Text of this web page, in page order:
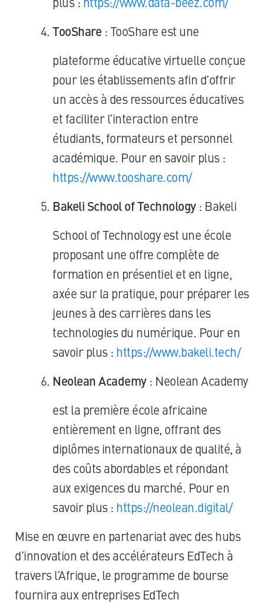
TooShare : TooShare est une
plateforme éducative virtuelle conçue
pour les établissements afin d’offrir
un accès à des ressources éducatives
et faciliter l’interaction entre
étudiants, formateurs et personnel
académique. Pour en savoir plus :
https://www.tooshare.com/
Bakeli School of Technology: Bakeli
School of Technology est une école
proposant une offre complète de
formation en présentiel et en ligne,
axée sur la pratique, pour préparer les
jeunes à des carrières dans les
technologies du numérique. Pour en
savoir plus : https://www.bakeli.tech/
Neolean Academy: Neolean Academy
est la première école africaine
entièrement en ligne, offrant des
diplômes internationaux de qualité, à
des coûts abordables et répondant
aux exigences du marché. Pour en
savoir plus : https://neolean.digital/
Mise en œuvre en partenariat avec des hubs
d’innovation et des accélérateurs EdTech à
travers l’Afrique, le programme de bourse
fournira aux entreprises EdTech